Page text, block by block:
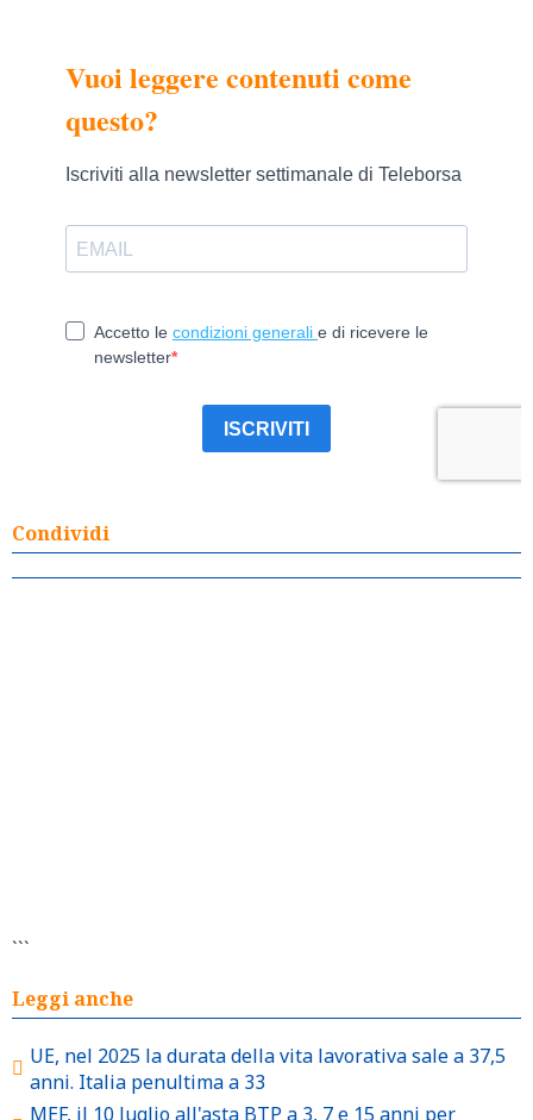
Condividi
```
Leggi anche
UE, nel 2025 la durata della vita lavorativa sale a 37,5
anni. Italia penultima a 33
MEF, il 10 luglio all'asta BTP a 3, 7 e 15 anni per